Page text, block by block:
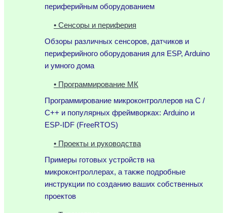
периферийным оборудованием
• Сенсоры и периферия
Обзоры различных сенсоров, датчиков и
периферийного оборудования для ESP, Arduino
и умного дома
• Программирование МК
Программирование микроконтроллеров на C /
C++ и популярных фреймворках: Arduino и
ESP-IDF (FreeRTOS)
• Проекты и руководства
Примеры готовых устройств на
микроконтроллерах, а также подробные
инструкции по созданию ваших собственных
проектов